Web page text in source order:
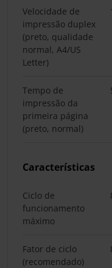
Velocidade de
impressão duplex
(preto, qualidade
normal, A4/US
Letter)
Tempo de
impressão da
primeira página
(preto, normal)
Características
Ciclo de
funcionamento
máximo
Fator de ciclo
(recomendado)